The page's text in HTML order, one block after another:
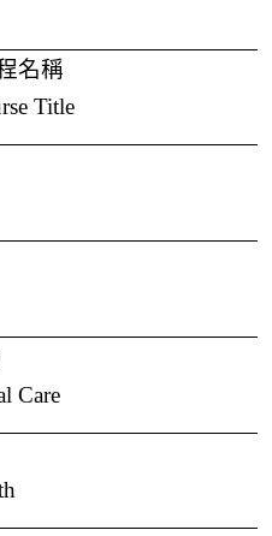
名稱
Title
Care